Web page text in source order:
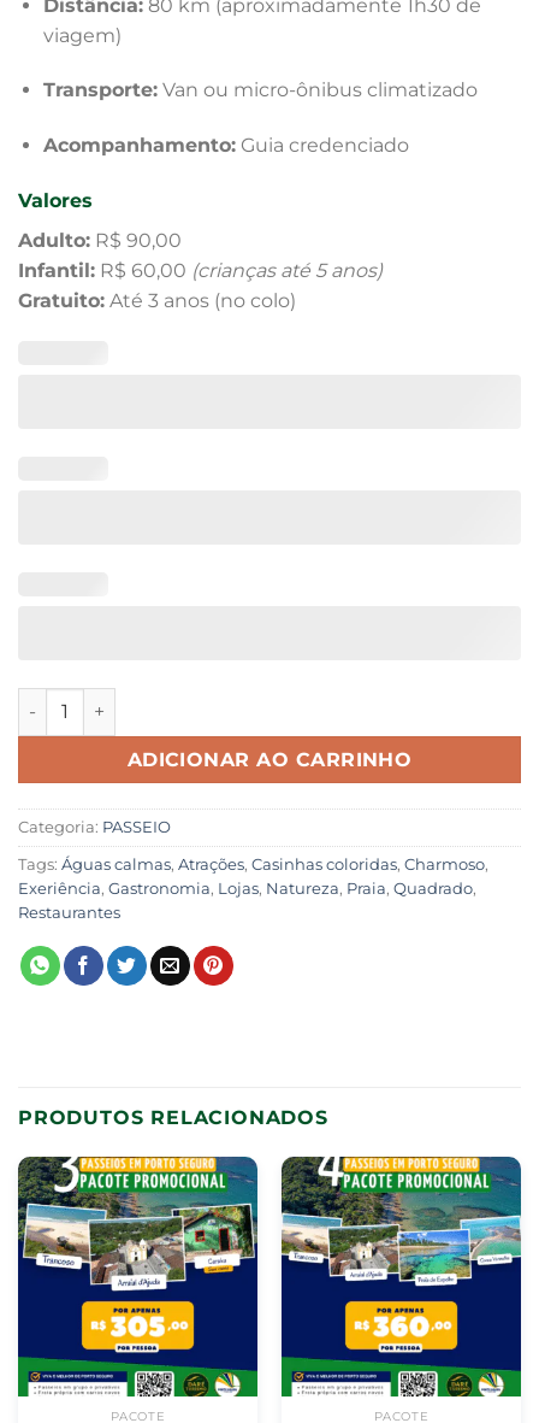
Distância:80 km (aproximadamente 1h30 de
viagem)
Transporte:Van ou micro-ônibus climatizado
Acompanhamento:Guia credenciado
Valores
Adulto: R$ 90,00
Infantil: R$ 60,00 (crianças até 5 anos)
Gratuito: Até 3 anos (no colo)
Trancoso quantidade
ADICIONAR AO CARRINHO
Categoria: PASSEIO
Tags: Águas calmas, Atrações, Casinhas coloridas, Charmoso,
Exeriência, Gastronomia, Lojas, Natureza, Praia, Quadrado,
Restaurantes
PRODUTOS RELACIONADOS
PACOTE PACOTE